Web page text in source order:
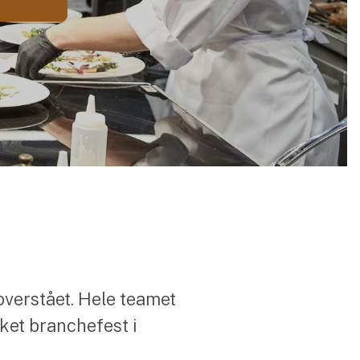
Hele teamet
branchefest i